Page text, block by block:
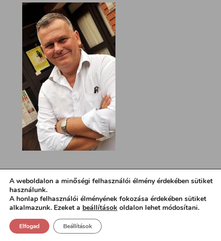
Design:
A weboldalon a minőségi felhasználói élmény érdekében sütiket
használunk.
A honlap felhasználói élményének fokozása érdekében sütiket
alkalmazunk. Ezeket a beállítások oldalon lehet módosítani.
Elfogad Beállítások